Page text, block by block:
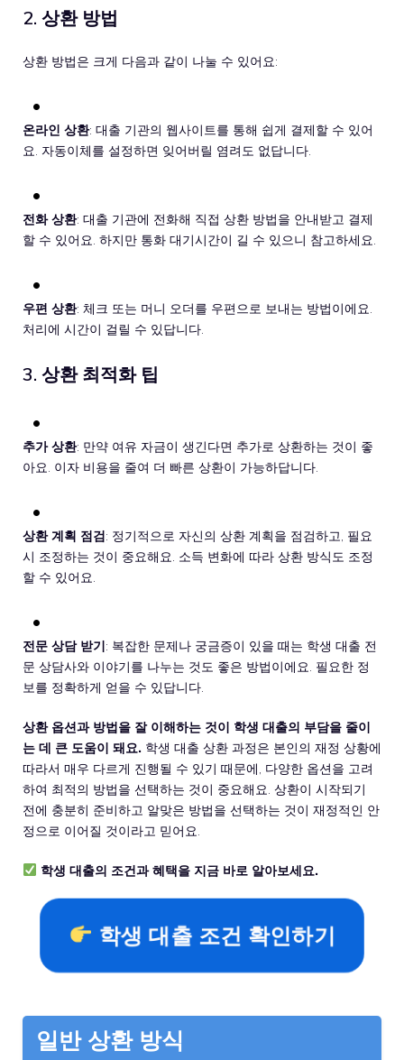
2. 상환 방법
상환 방법은 크게 다음과 같이 나눌 수 있어요:
온라인 상환: 대출 기관의 웹사이트를 통해 쉽게 결제할 수 있어
요. 자동이체를 설정하면 잊어버릴 염려도 없답니다.
전화 상환: 대출 기관에 전화해 직접 상환 방법을 안내받고 결제
할 수 있어요. 하지만 통화 대기시간이 길 수 있으니 참고하세요.
우편 상환: 체크 또는 머니 오더를 우편으로 보내는 방법이에요.
처리에 시간이 걸릴 수 있답니다.
3. 상환 최적화 팁
추가 상환: 만약 여유 자금이 생긴다면 추가로 상환하는 것이 좋
아요. 이자 비용을 줄여 더 빠른 상환이 가능하답니다.
상환 계획 점검: 정기적으로 자신의 상환 계획을 점검하고, 필요
시 조정하는 것이 중요해요. 소득 변화에 따라 상환 방식도 조정
할 수 있어요.
전문 상담 받기: 복잡한 문제나 궁금증이 있을 때는 학생 대출 전
문 상담사와 이야기를 나누는 것도 좋은 방법이에요. 필요한 정
보를 정확하게 얻을 수 있답니다.
상환 옵션과 방법을 잘 이해하는 것이 학생 대출의 부담을 줄이
는 데 큰 도움이 돼요. 학생 대출 상환 과정은 본인의 재정 상황에
따라서 매우 다르게 진행될 수 있기 때문에, 다양한 옵션을 고려
하여 최적의 방법을 선택하는 것이 중요해요. 상환이 시작되기
전에 충분히 준비하고 알맞은 방법을 선택하는 것이 재정적인 안
정으로 이어질 것이라고 믿어요.
학생 대출의 조건과 혜택을 지금 바로 알아보세요.
학생 대출 조건 확인하기
일반 상환 방식